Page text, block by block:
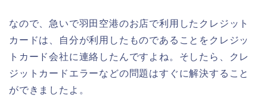
なので、急いで羽田空港のお店で利用したクレジット
カードは、自分が利用したものであることをクレジッ
トカード会社に連絡したんですよね。そしたら、クレ
ジットカードエラーなどの問題はすぐに解決すること
ができましたよ。